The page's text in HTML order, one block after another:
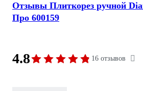
Отзывы Плиткорез ручной
Про 600159
4.8 16 отзывов